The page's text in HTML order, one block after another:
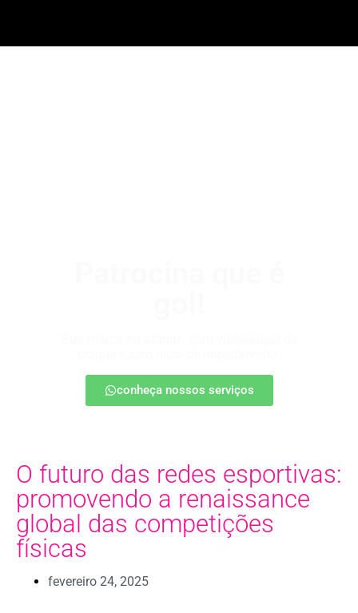
conheça nossos serviços
O futuro das redes esportivas:
promovendo a renaissance
global das competições
físicas
fevereiro 24, 2025